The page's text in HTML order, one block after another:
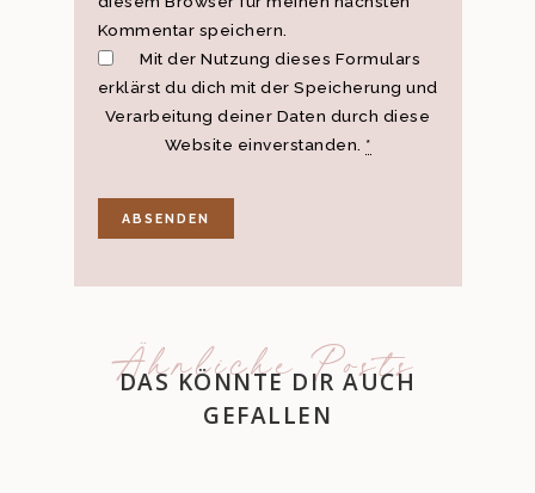
Kommentar speichern.
Mit der Nutzung dieses Formulars
erklärst du dich mit der Speicherung und
Verarbeitung deiner Daten durch diese
Website einverstanden. *
Ähnliche Posts
DAS KÖNNTE DIR AUCH
GEFALLEN